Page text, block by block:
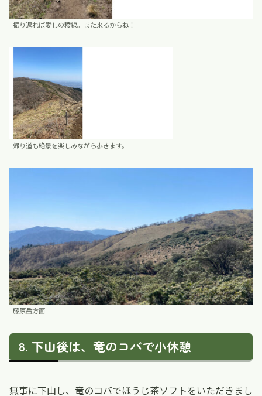
振り返れば愛しの稜線。また来るからね！
帰り道も絶景を楽しみながら歩きます。
藤原岳方面
下山後は、竜のコバで小休憩
無事に下山し、竜のコバでほうじ茶ソフトをいただきまし